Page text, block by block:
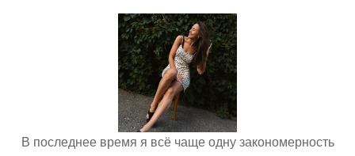
В последнее время я всё чаще одну закономерность